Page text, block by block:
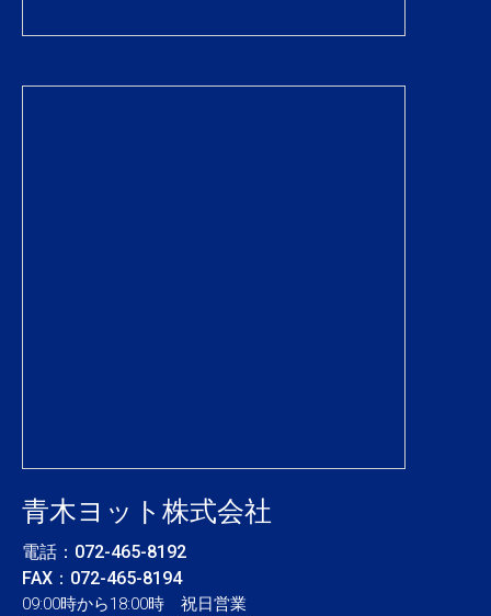
青木ヨット株式会社
電話： 072-465-8192
FAX：072-465-8194
09:00時から18:00時 祝日営業